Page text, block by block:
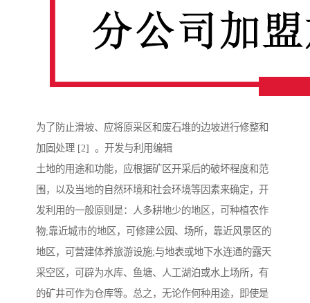
为了防止滑坡、应将原采区和废石堆的边坡进行修整和
加固处理 [2] 。开发与利用编辑
土地的用途和功能，应根据矿区开采后的破坏程度和范
围，以及当地的自然环境和社会环境等因素来确定，开
发利用的一般原则是：人多耕地少的地区，可种植农作
物;靠近城市的地区，可修建公园、场所，靠近风景区的
地区，可营建体养旅游设施;与地表或地下水连通的露天
采空区，可辟为水库、鱼塘、人工湖泊或水上场所，有
的矿井可作为仓库等。总之，无论作何种用途，即使是